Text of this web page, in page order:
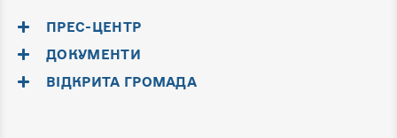
ПРЕС-ЦЕНТР
ДОКУМЕНТИ
ВІДКРИТА ГРОМАДА